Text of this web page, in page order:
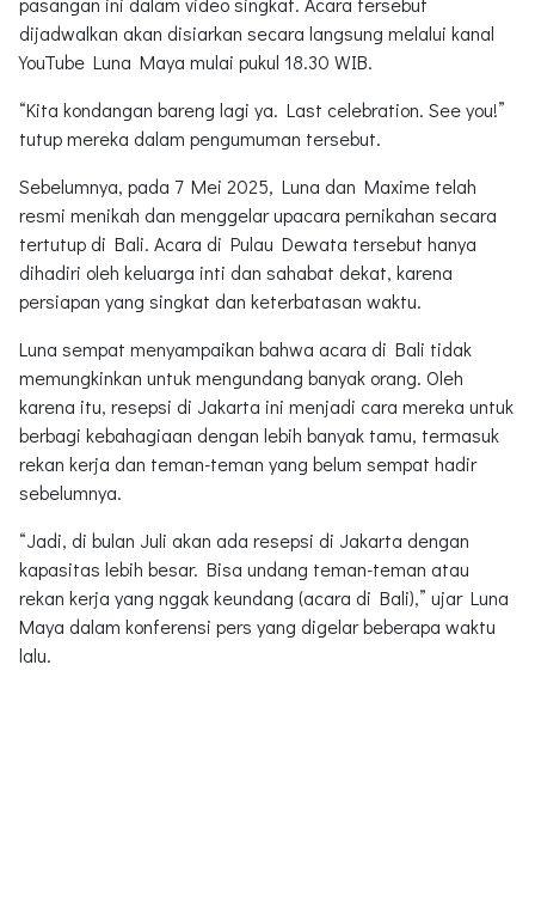
dijadwalkan akan disiarkan secara langsung melalui kanal
YouTube Luna Maya mulai pukul 18.30 WIB.
“Kita kondangan bareng lagi ya. Last celebration. See you!”
tutup mereka dalam pengumuman tersebut.
Sebelumnya, pada 7 Mei 2025, Luna dan Maxime telah
resmi menikah dan menggelar upacara pernikahan secara
tertutup di Bali. Acara di Pulau Dewata tersebut hanya
dihadiri oleh keluarga inti dan sahabat dekat, karena
persiapan yang singkat dan keterbatasan waktu.
Luna sempat menyampaikan bahwa acara di Bali tidak
memungkinkan untuk mengundang banyak orang. Oleh
karena itu, resepsi di Jakarta ini menjadi cara mereka untuk
berbagi kebahagiaan dengan lebih banyak tamu, termasuk
rekan kerja dan teman-teman yang belum sempat hadir
sebelumnya.
“Jadi, di bulan Juli akan ada resepsi di Jakarta dengan
kapasitas lebih besar. Bisa undang teman-teman atau
rekan kerja yang nggak keundang (acara di Bali),” ujar Luna
Maya dalam konferensi pers yang digelar beberapa waktu
lalu.